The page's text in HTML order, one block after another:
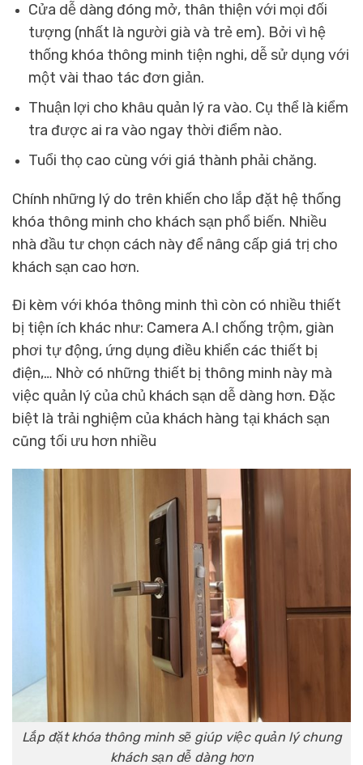
Cửa dễ dàng đóng mở, thân thiện với mọi đối
tượng (nhất là người già và trẻ em). Bởi vì hệ
thống khóa thông minh tiện nghi, dễ sử dụng với
một vài thao tác đơn giản.
Thuận lợi cho khâu quản lý ra vào. Cụ thể là kiểm
tra được ai ra vào ngay thời điểm nào.
Tuổi thọ cao cùng với giá thành phải chăng.
Chính những lý do trên khiến cho lắp đặt hệ thống
khóa thông minh cho khách sạn phổ biến. Nhiều
nhà đầu tư chọn cách này để nâng cấp giá trị cho
khách sạn cao hơn.
Đi kèm với khóa thông minh thì còn có nhiều thiết
bị tiện ích khác như: Camera A.I chống trộm, giàn
phơi tự động, ứng dụng điều khiển các thiết bị
điện,… Nhờ có những thiết bị thông minh này mà
việc quản lý của chủ khách sạn dễ dàng hơn. Đặc
biệt là trải nghiệm của khách hàng tại khách sạn
cũng tối ưu hơn nhiều
Lắp đặt khóa thông minh sẽ giúp việc quản lý chung
khách sạn dễ dàng hơn